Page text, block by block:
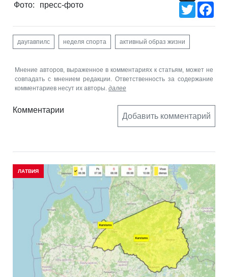
Фото:
пресс-фото
Twitter
даугавпилс неделя спорта активный образ жизни
Мнение авторов, выраженное в комментариях к статьям, может не
совпадать с мнением редакции. Ответственность за содержание
комментариев несут их авторы. далее
Комментарии
Добавить комментарий
ЛАТВИЯ